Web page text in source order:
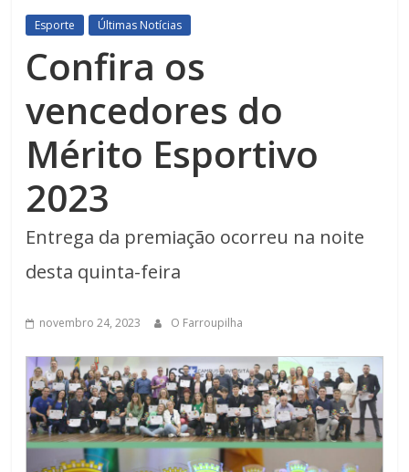
Esporte Últimas Notícias
Confira os
vencedores do
Mérito Esportivo
2023
Entrega da premiação ocorreu na noite
desta quinta-feira
novembro 24, 2023 O Farroupilha